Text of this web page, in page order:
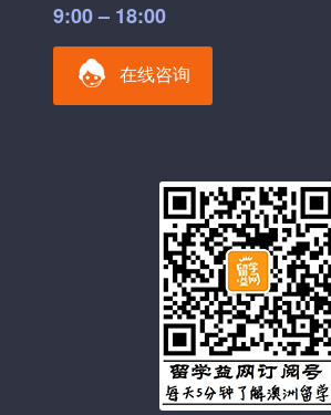
9:00 – 18:00
在线咨询